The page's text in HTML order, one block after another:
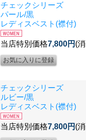
チェックシリーズ
パール/黒
レディスベスト(襟付)
当店特別価格7,800円 (
チェックシリーズ
ルビー/黒
レディスベスト(襟付)
当店特別価格7,800円 (